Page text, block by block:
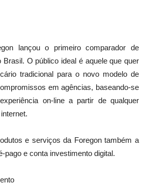
lançou o primeiro comparador de
Brasil. O público ideal é aquele que quer
tradicional para o novo modelo de
em agências, baseando-se
on-line a partir de qualquer
e serviços da Foregon também a
pago e conta investimento digital.